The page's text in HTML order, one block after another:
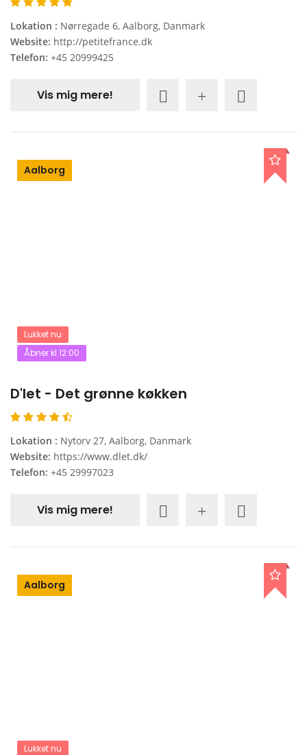
Lokation : Nørregade 6, Aalborg, Danmark
Website: http://petitefrance.dk
Telefon: +45 20999425
Vis mig mere!
Aalborg
Lukket nu
Åbner kl 12:00
D'let - Det grønne køkken
Lokation : Nytorv 27, Aalborg, Danmark
Website: https://www.dlet.dk/
Telefon: +45 29997023
Vis mig mere!
Aalborg
Lukket nu